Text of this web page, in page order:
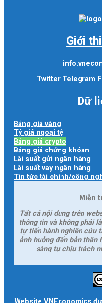
Giới
Twitter Telegram
Dữ
Bảng giá vàng
Tỷ giá ngoại tệ
Bảng giá crypto
Bảng giá chứng khóan
Lãi suất gửi ngân hàng
Lãi suất vay ngân hàng
Tin tức tài chính/công
Miễn
Tất cả nội dung trên
thông tin và không phải
tự tiến hành nghiên cứu
ảnh hưởng đến bản thân
sàng tự chịu trách
Website VNEconomics